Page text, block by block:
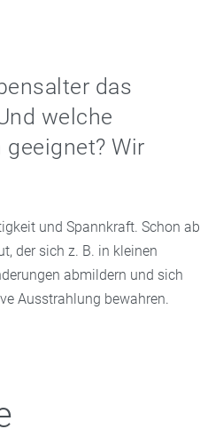
das
welche
Wir
und Spannkraft. Schon ab
der sich z. B. in kleinen
abmildern und sich
Ausstrahlung bewahren.